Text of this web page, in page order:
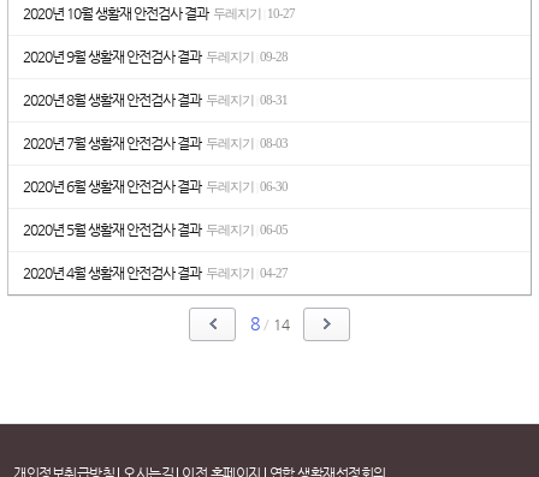
2020년 10월 생활재 안전검사 결과 두레지기 10-27
2020년 9월 생활재 안전검사 결과 두레지기 09-28
2020년 8월 생활재 안전검사 결과 두레지기 08-31
2020년 7월 생활재 안전검사 결과 두레지기 08-03
2020년 6월 생활재 안전검사 결과 두레지기 06-30
2020년 5월 생활재 안전검사 결과 두레지기 06-05
2020년 4월 생활재 안전검사 결과 두레지기 04-27
8 / 14